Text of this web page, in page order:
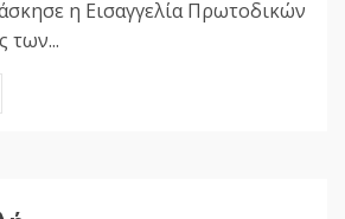
η Εισαγγελία Πρωτοδικών
των...